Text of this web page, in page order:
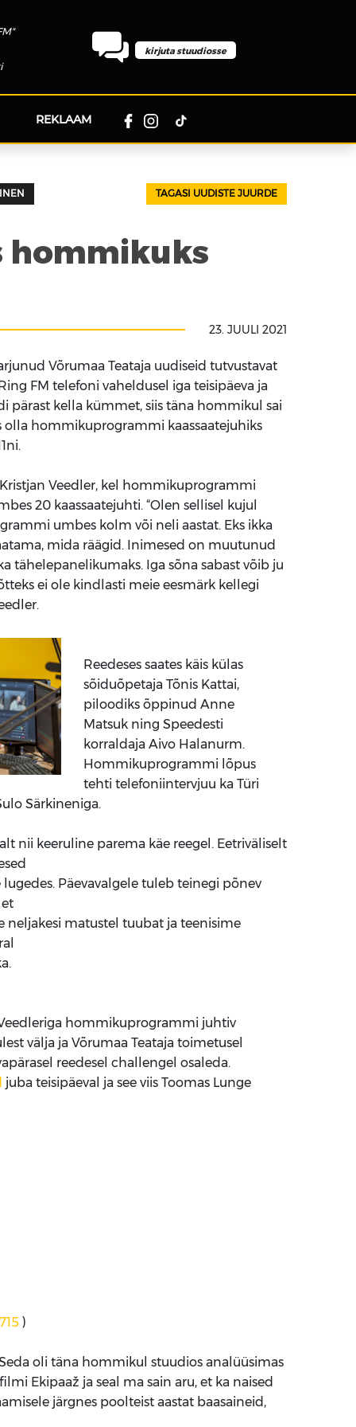
kirjuta stuudiosse
REKLAAM
TAGASI UUDISTE JUURDE
hommikuks
23. JUULI 2021
Võrumaa Teataja uudiseid tutvustavat
FM telefoni vaheldusel iga teisipäeva ja
pärast kella kümmet, siis täna hommikul sai
olla hommikuprogrammi kaassaatejuhiks
Veedler, kel hommikuprogrammi
20 kaassaatejuhti. “Olen sellisel kujul
umbes kolm või neli aastat. Eks ikka
mida räägid. Inimesed on muutunud
tähelepanelikumaks. Iga sõna sabast võib ju
ei ole kindlasti meie eesmärk kellegi
Reedeses saates käis külas
sõiduõpetaja Tõnis Kattai,
piloodiks õppinud Anne
Matsuk ning Speedesti
korraldaja Aivo Halanurm.
Hommikuprogrammi lõpus
tehti telefoniintervjuu ka Türi
Särkineniga.
nii keeruline parema käe reegel. Eetriväliselt
Päevavalgele tuleb teinegi põnev
neljakesi matustel tuubat ja teenisime
hommikuprogrammi juhtiv
välja ja Võrumaa Teataja toimetusel
reedesel challengel osaleda.
juba teisipäeval ja see viis Toomas Lunge
)
oli täna hommikul stuudios analüüsimas
Ekipaaž ja seal ma sain aru, et ka naised
järgnes poolteist aastat baasaineid,